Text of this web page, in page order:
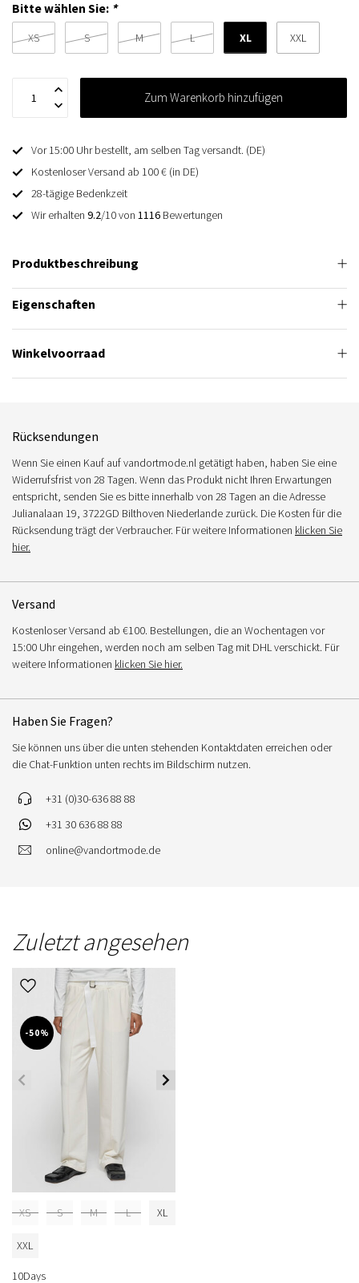
Bitte wählen Sie: *
XS S M L XL XXL
Zum Warenkorb hinzufügen
Vor 15:00 Uhr bestellt, am selben Tag versandt. (DE)
Kostenloser Versand ab 100 € (in DE)
28-tägige Bedenkzeit
Wir erhalten 9.2/10 von 1116 Bewertungen
Produktbeschreibung
Eigenschaften
Winkelvoorraad
Rücksendungen
Wenn Sie einen Kauf auf vandortmode.nl getätigt haben, haben Sie eine
Widerrufsfrist von 28 Tagen. Wenn das Produkt nicht Ihren Erwartungen
entspricht, senden Sie es bitte innerhalb von 28 Tagen an die Adresse
Julianalaan 19, 3722GD Bilthoven Niederlande zurück. Die Kosten für die
Rücksendung trägt der Verbraucher. Für weitere Informationen klicken Sie
hier.
Versand
Kostenloser Versand ab €100. Bestellungen, die an Wochentagen vor
15:00 Uhr eingehen, werden noch am selben Tag mit DHL verschickt. Für
weitere Informationen klicken Sie hier.
Haben Sie Fragen?
Sie können uns über die unten stehenden Kontaktdaten erreichen oder
die Chat-Funktion unten rechts im Bildschirm nutzen.
+31 (0)30-636 88 88
+31 30 636 88 88
online@vandortmode.de
Zuletzt angesehen
-50%
XS S M L XL
XXL
10Days